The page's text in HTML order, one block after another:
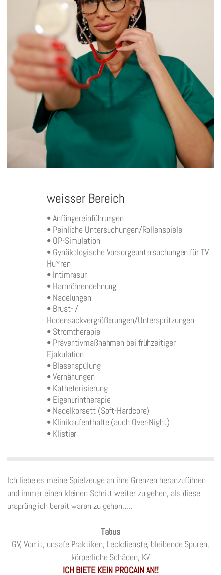
weisser Bereich
• Anfängereinführungen
• Peinliche Untersuchungen/Rollenspiele
• OP-Simulation
• Gynäkologische Vorsorgeuntersuchungen für TV
Hu*ren
• Intimrasur
• Harnröhrendehnung
• Nadelungen
• Brust- /
Hodensackvergrößerungen/Unterspritzungen
• Stromtherapie
• Präventivmaßnahmen bei frühzeitiger
Ejakulation
• Blasenspülung
• Vernähungen
• Katheterisierung
• Eigenurintherapie
• Nadelkorsett (Soft-Hardcore)
• Klinikaufenthalte (auch Over-Night)
• Klistier
Ich liebe es meine Spielzeuge an ihre Grenzen heranzuführen
und immer einen kleinen Schritt weiter zu gehen, als diese
ursprünglich bereit waren zu gehen…..
Tabus
GV, Vomit, unsafe Praktiken, Leckdienste, bleibende Spuren,
körperliche Schäden, KV
ICH BIETE KEIN PROCAIN AN!!